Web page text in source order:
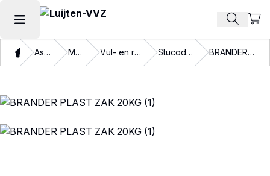
Hoofdmenu openen Zoek
ThuisAssortiment Materialen Vul- en reparatiemiddelen Stucadoorsmaterialen BRANDER PLAST ZAK 20KG